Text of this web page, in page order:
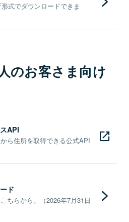
式でダウンロードできま
のお客さま向け
API
ら住所を取得できる公式API
ド
ちらから。（2026年7月31日